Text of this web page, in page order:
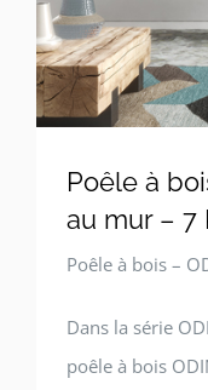
Poêle à
au mur – 7
Poêle à bois –
Dans la série
poêle à bois